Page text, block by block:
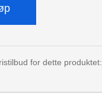
for dette produktet: